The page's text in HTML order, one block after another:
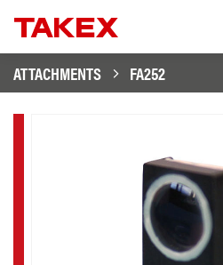
ATTACHMENTS
FA252